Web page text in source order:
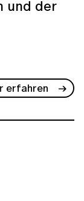
und der
erfahren